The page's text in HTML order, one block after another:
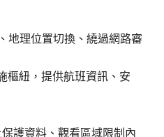
地理位置切換、繞過網路審
樞紐，提供航班資訊、安
護資料、觀看區域限制內